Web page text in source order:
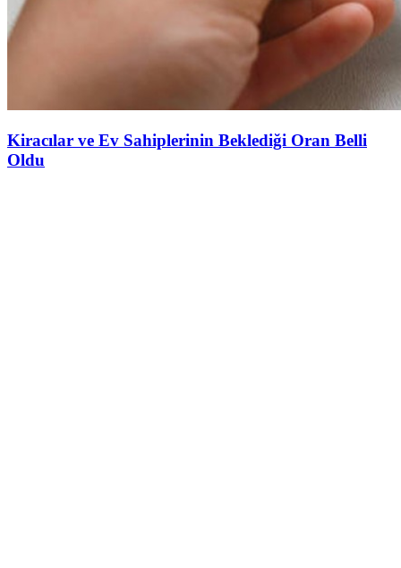
Kiracılar ve Ev Sahiplerinin Beklediği Oran Belli
Oldu